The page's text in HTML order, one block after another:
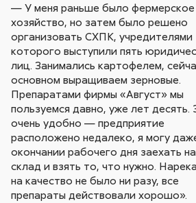
— У меня раньше было фермерское
хозяйство, но затем было решено
организовать СХПК, учредителями
которого выступили пять
лиц. Занимались картофелем,
основном выращиваем зерновые.
Препаратами фирмы «Август» мы
пользуемся давно, уже лет десять.
очень удобно — предприятие
расположено недалеко, я могу
окончании рабочего дня заехать на
склад и взять то, что нужно.
на качество не было ни разу, все
препараты действовали хорошо».